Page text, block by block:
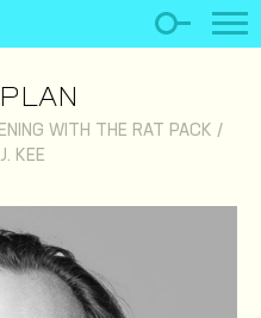
WITH THE RAT PACK /
KEE